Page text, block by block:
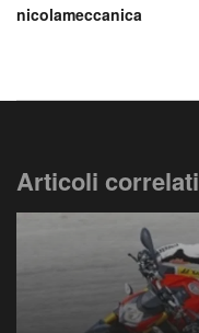
nicolameccanica
Articoli correlati